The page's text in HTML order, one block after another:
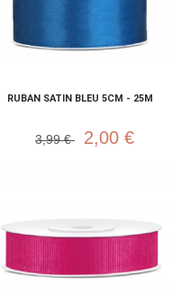
RUBAN SATIN BLEU 5CM - 25M
3,99 € 2,00 €